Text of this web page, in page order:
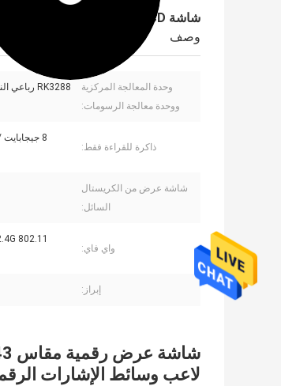
شاشة LCD عالية الدقة قائمة بذاتها موفرة للطاقة زوايا مشاهدة واسعة
وصف
وحدة المعالجة المركزية
ووحدة معالجة الرسومات:
ذاكرة للقراءة فقط:
شاشة عرض من الكريستال
السائل:
واي فاي:
802.11 b / g / n_2.4G (دعم 5G اختياري)
إبراز:
شاشة عرض رقمية مقاس 43 بوصة تقف أفقية ،
لاعب وسائط الإشارات